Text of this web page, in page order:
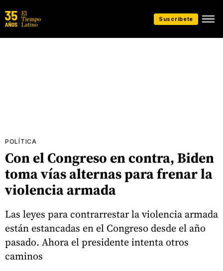
Suscríbete
POLÍTICA
Con el Congreso en contra, Biden
toma vías alternas para frenar la
violencia armada
Las leyes para contrarrestar la violencia armada
están estancadas en el Congreso desde el año
pasado. Ahora el presidente intenta otros
caminos